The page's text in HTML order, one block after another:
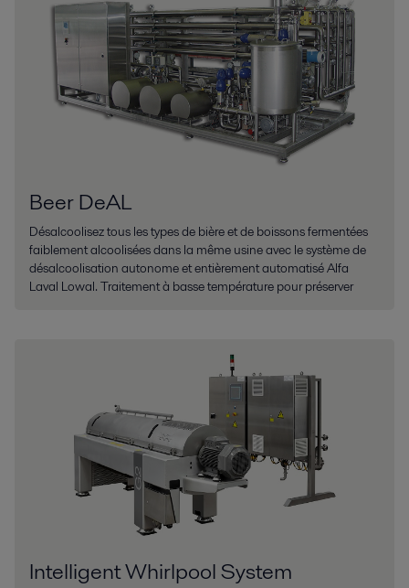
Beer DeAL
Désalcoolisez tous les types de bière et de boissons fermentées
faiblement alcoolisées dans la même usine avec le système de
désalcoolisation autonome et entièrement automatisé Alfa
Laval Lowal. Traitement à basse température pour préserver
Intelligent Whirlpool System